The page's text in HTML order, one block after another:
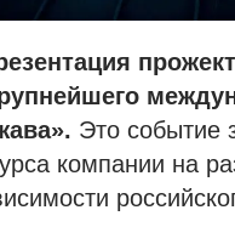
Это событие
компании на